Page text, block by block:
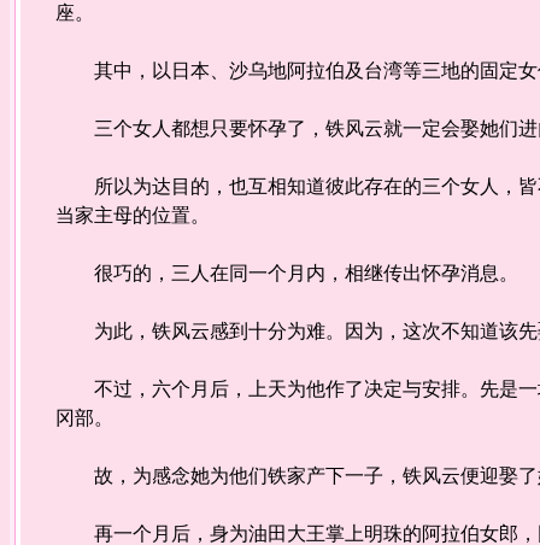
座。
其中，以日本、沙乌地阿拉伯及台湾等三地的固定女
三个女人都想只要怀孕了，铁风云就一定会娶她们进
所以为达目的，也互相知道彼此存在的三个女人，皆
当家主母的位置。
很巧的，三人在同一个月内，相继传出怀孕消息。
为此，铁风云感到十分为难。因为，这次不知道该先
不过，六个月后，上天为他作了决定与安排。先是一
冈部。
故，为感念她为他们铁家产下一子，铁风云便迎娶了
再一个月后，身为油田大王掌上明珠的阿拉伯女郎，